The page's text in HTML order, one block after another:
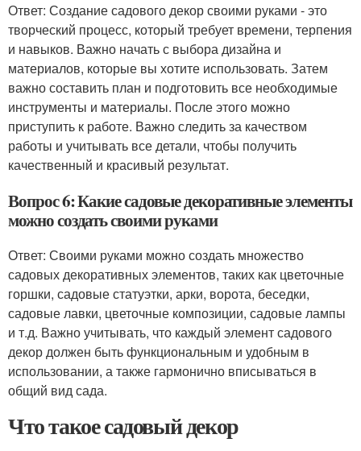
Ответ: Создание садового декор своими руками - это
творческий процесс, который требует времени, терпения
и навыков. Важно начать с выбора дизайна и
материалов, которые вы хотите использовать. Затем
важно составить план и подготовить все необходимые
инструменты и материалы. После этого можно
приступить к работе. Важно следить за качеством
работы и учитывать все детали, чтобы получить
качественный и красивый результат.
Вопрос 6: Какие садовые декоративные элементы
можно создать своими руками
Ответ: Своими руками можно создать множество
садовых декоративных элементов, таких как цветочные
горшки, садовые статуэтки, арки, ворота, беседки,
садовые лавки, цветочные композиции, садовые лампы
и т.д. Важно учитывать, что каждый элемент садового
декор должен быть функциональным и удобным в
использовании, а также гармонично вписываться в
общий вид сада.
Что такое садовый декор